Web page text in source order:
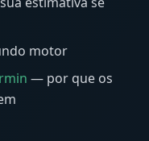
motor
— por que os